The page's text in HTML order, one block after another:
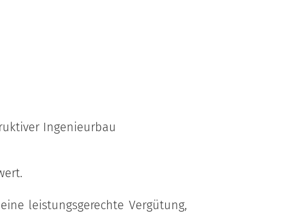
Ingenieurbau
leistungsgerechte Vergütung,